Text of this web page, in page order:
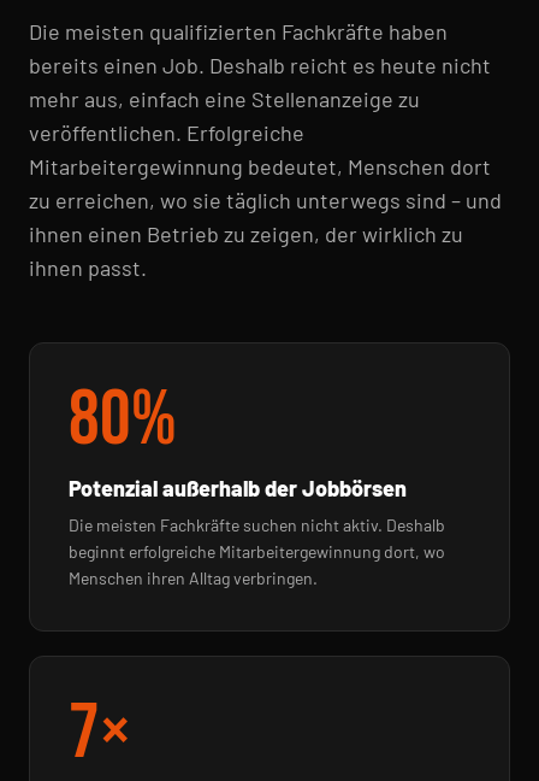
Die meisten qualifizierten Fachkräfte haben
bereits einen Job. Deshalb reicht es heute nicht
mehr aus, einfach eine Stellenanzeige zu
veröffentlichen. Erfolgreiche
Mitarbeitergewinnung bedeutet, Menschen dort
zu erreichen, wo sie täglich unterwegs sind – und
ihnen einen Betrieb zu zeigen, der wirklich zu
ihnen passt.
80%
Potenzial außerhalb der Jobbörsen
Die meisten Fachkräfte suchen nicht aktiv. Deshalb
beginnt erfolgreiche Mitarbeitergewinnung dort, wo
Menschen ihren Alltag verbringen.
7×